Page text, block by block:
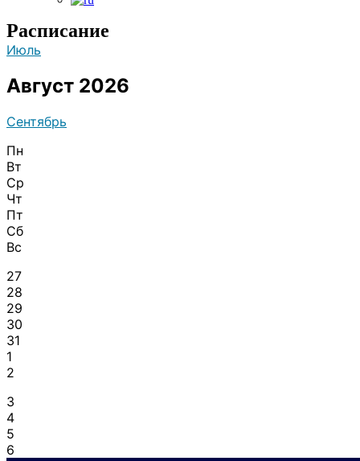
Расписание
Июль
Август 2026
Сентябрь
Пн
Вт
Ср
Чт
Пт
Сб
Вс
27
28
29
30
31
1
2
3
4
5
6